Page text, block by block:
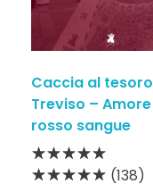
Caccia al tesoro
Treviso – Amore
rosso sangue
(138)